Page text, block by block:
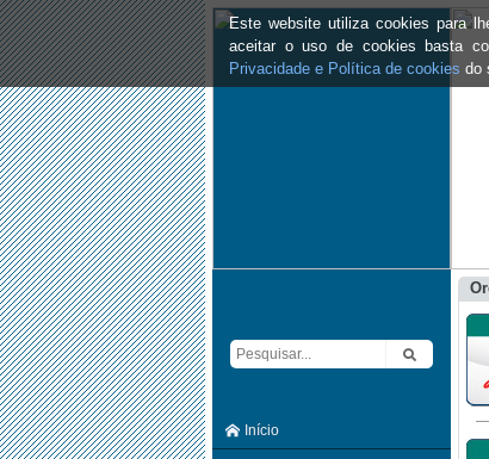
Este website utiliza cookies para
aceitar o uso de cookies basta
Privacidade e Política de cookies do
Início